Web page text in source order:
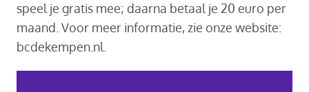
speel je gratis mee; daarna betaal je 20 euro per
maand. Voor meer informatie, zie onze website:
bcdekempen.nl.